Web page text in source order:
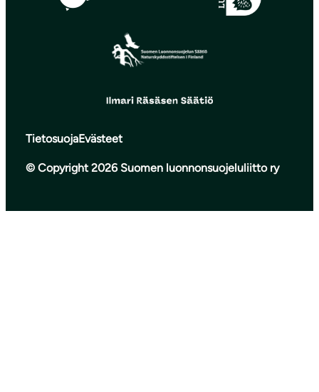
TietosuojaEvästeet
© Copyright 2026 Suomen luonnonsuojeluliitto ry